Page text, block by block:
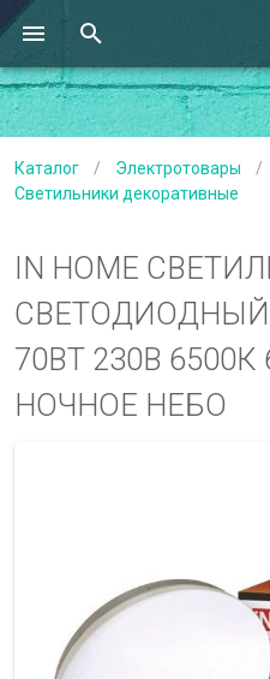
Каталог / Электротовары /
Светильники декоративные
IN HOME
СВЕТОДИОДНЫЙ
70ВТ 230В
НОЧНОЕ НЕБО